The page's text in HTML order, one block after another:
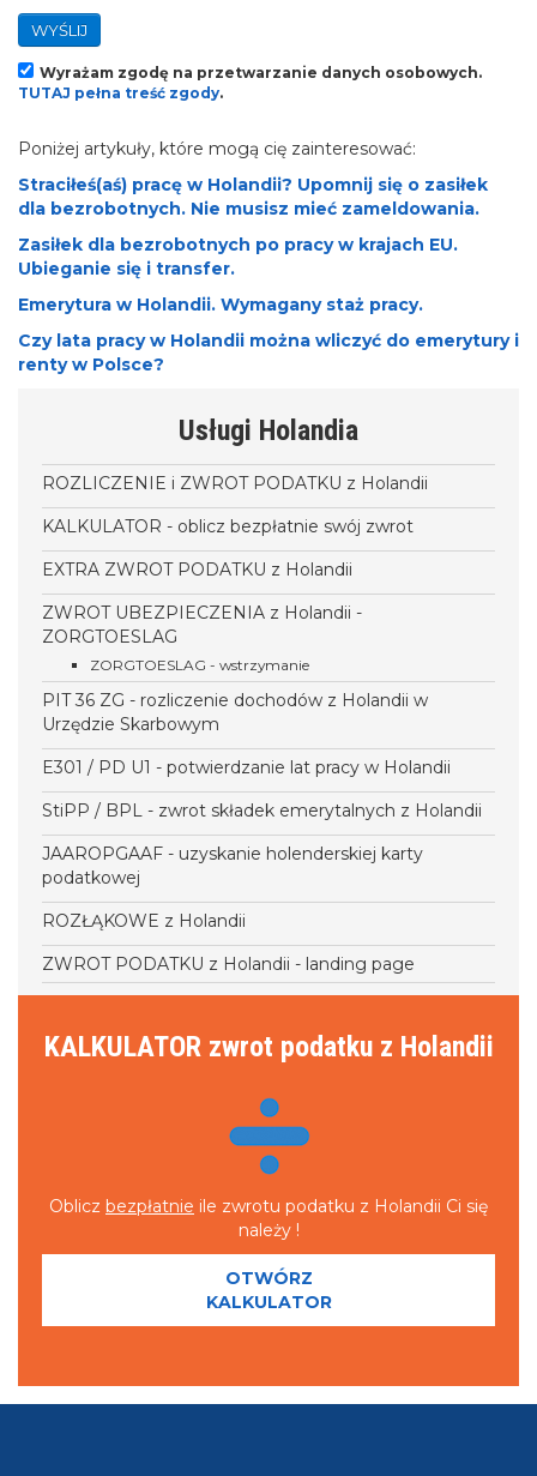
WYŚLIJ
Wyrażam zgodę na przetwarzanie danych osobowych.
TUTAJ pełna treść zgody.
Poniżej artykuły, które mogą cię zainteresować:
Straciłeś(aś) pracę w Holandii? Upomnij się o zasiłek
dla bezrobotnych. Nie musisz mieć zameldowania.
Zasiłek dla bezrobotnych po pracy w krajach EU.
Ubieganie się i transfer.
Emerytura w Holandii. Wymagany staż pracy.
Czy lata pracy w Holandii można wliczyć do emerytury i
renty w Polsce?
Usługi Holandia
ROZLICZENIE i ZWROT PODATKU z Holandii
KALKULATOR - oblicz bezpłatnie swój zwrot
EXTRA ZWROT PODATKU z Holandii
ZWROT UBEZPIECZENIA z Holandii -
ZORGTOESLAG
ZORGTOESLAG - wstrzymanie
PIT 36 ZG - rozliczenie dochodów z Holandii w
Urzędzie Skarbowym
E301 / PD U1 - potwierdzanie lat pracy w Holandii
StiPP / BPL - zwrot składek emerytalnych z Holandii
JAAROPGAAF - uzyskanie holenderskiej karty
podatkowej
ROZŁĄKOWE z Holandii
ZWROT PODATKU z Holandii - landing page
KALKULATOR zwrot podatku z Holandii
Oblicz bezpłatnie ile zwrotu podatku z Holandii Ci się
należy !
OTWÓRZ
KALKULATOR